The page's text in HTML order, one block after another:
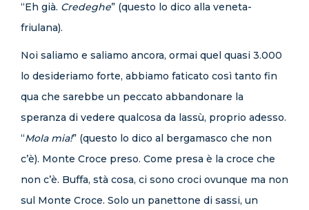
“Eh già. Credeghe” (questo lo dico alla veneta-
friulana).
Noi saliamo e saliamo ancora, ormai quel quasi 3.000
lo desideriamo forte, abbiamo faticato così tanto fin
qua che sarebbe un peccato abbandonare la
speranza di vedere qualcosa da lassù, proprio adesso.
“Mola mia!” (questo lo dico al bergamasco che non
c’è). Monte Croce preso. Come presa è la croce che
non c’è. Buffa, stà cosa, ci sono croci ovunque ma non
sul Monte Croce. Solo un panettone di sassi, un